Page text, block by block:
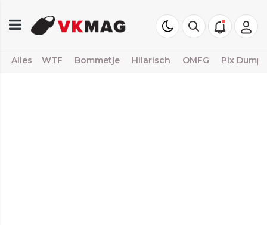
Alles WTF Bommetje Hilarisch OMFG Pix Dump